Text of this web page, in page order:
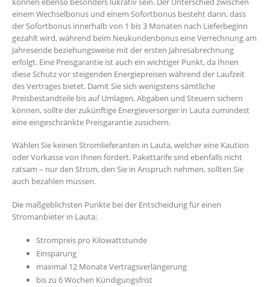
einem Wechselbonus und einem Sofortbonus besteht darin, dass
der Sofortbonus innerhalb von 1 bis 3 Monaten nach Lieferbeginn
gezahlt wird, während beim Neukundenbonus eine Verrechnung am
Jahresende beziehungsweise mit der ersten Jahresabrechnung
erfolgt. Eine Preisgarantie ist auch ein wichtiger Punkt, da Ihnen
diese Schutz vor steigenden Energiepreisen während der Laufzeit
des Vertrages bietet. Damit Sie sich wenigstens sämtliche
Preisbestandteile bis auf Umlagen, Abgaben und Steuern sichern
können, sollte der zukünftige Energieversorger in Lauta zumindest
eine eingeschränkte Preisgarantie zusichern.
Wählen Sie keinen Stromlieferanten in Lauta, welcher eine Kaution
oder Vorkasse von Ihnen fordert. Pakettarife sind ebenfalls nicht
ratsam – nur den Strom, den Sie in Anspruch nehmen, sollten Sie
auch bezahlen müssen.
Die maßgeblichsten Punkte bei der Entscheidung für einen
Stromanbieter in Lauta:
Strompreis pro Kilowattstunde
Einsparung
maximal 12 Monate Vertragsverlängerung
bis zu 6 Wochen Kündigungsfrist